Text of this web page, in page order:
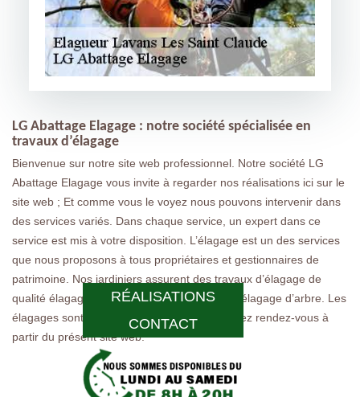
RÉALISATIONS
CONTACT
LG Abattage Elagage : notre société spécialisée en
travaux d’élagage
Bienvenue sur notre site web professionnel. Notre société LG
Abattage Elagage vous invite à regarder nos réalisations ici sur le
site web ; Et comme vous le voyez nous pouvons intervenir dans
des services variés. Dans chaque service, un expert dans ce
service est mis à votre disposition. L’élagage est un des services
que nous proposons à tous propriétaires et gestionnaires de
patrimoine. Nos jardiniers assurent des travaux d’élagage de
qualité élagage d’arbustes, élagage de haie, élagage d’arbre. Les
élagages sont effectués avec précision. Prenez rendez-vous à
partir du présent site web.